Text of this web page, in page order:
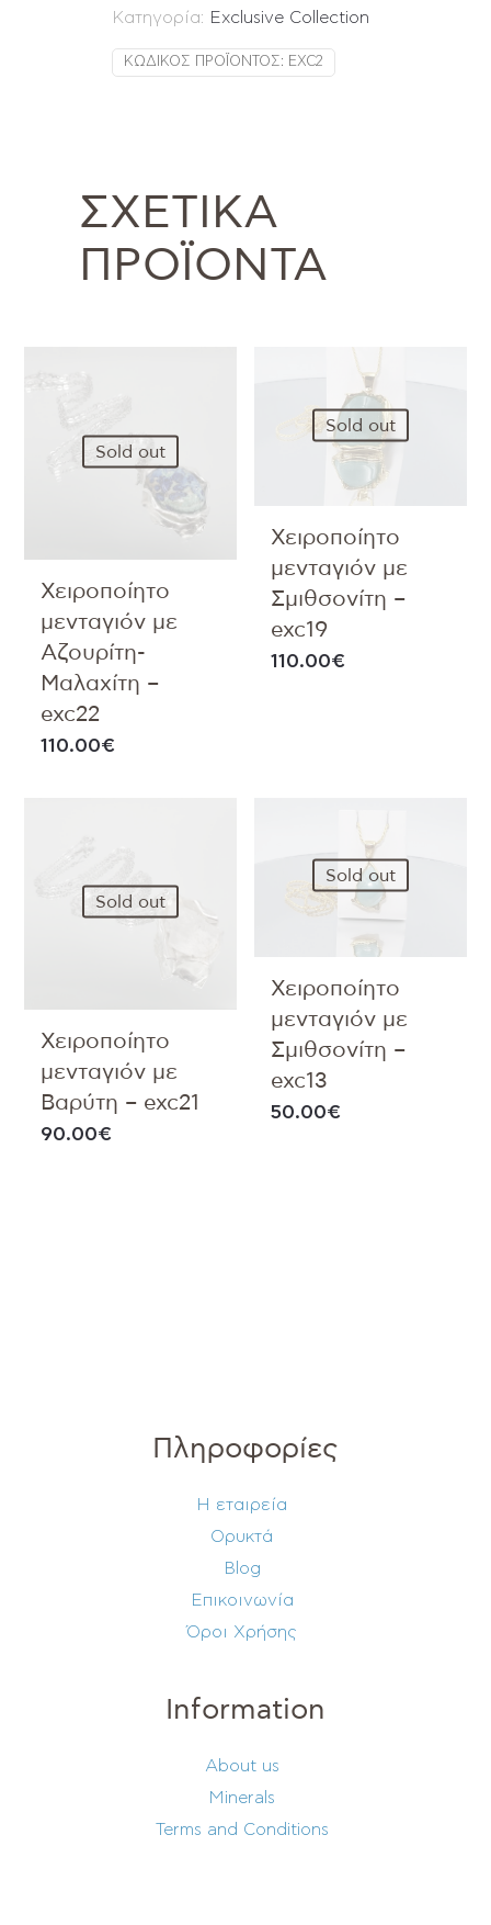
Κατηγορία: Exclusive Collection
ΚΩΔΙΚΌΣ ΠΡΟΪΌΝΤΟΣ: EXC2
ΣΧΕΤΙΚΆ
ΠΡΟΪΌΝΤΑ
Sold out
Χειροποίητο
μενταγιόν με
Αζουρίτη-
Μαλαχίτη –
exc22
110.00€
Sold out
Χειροποίητο
μενταγιόν με
Σμιθσονίτη –
exc19
110.00€
Sold out
Χειροποίητο
μενταγιόν με
Βαρύτη – exc21
90.00€
Sold out
Χειροποίητο
μενταγιόν με
Σμιθσονίτη –
exc13
50.00€
Πληροφορίες
Η εταιρεία
Ορυκτά
Blog
Επικοινωνία
Όροι Χρήσης
Information
About us
Minerals
Terms and Conditions